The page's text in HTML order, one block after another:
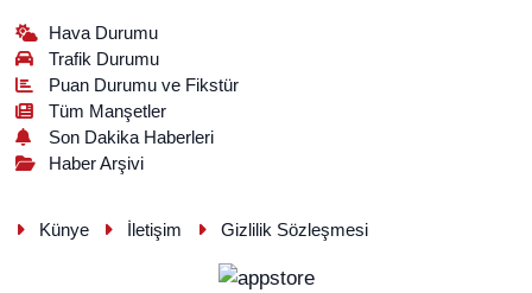
Hava Durumu
Trafik Durumu
Puan Durumu ve Fikstür
Tüm Manşetler
Son Dakika Haberleri
Haber Arşivi
Künye İletişim Gizlilik Sözleşmesi